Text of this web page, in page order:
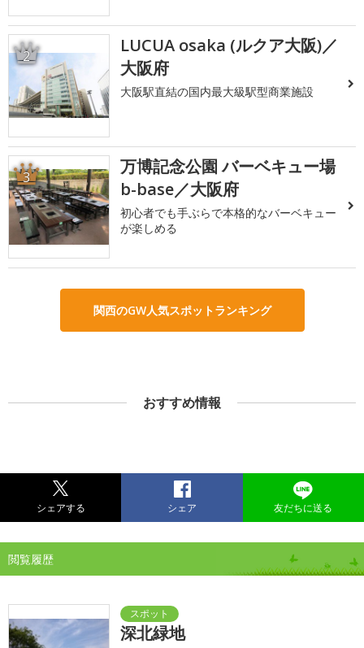
2
LUCUA osaka (ルクア大阪)／
大阪府
大阪駅直結の国内最大級駅型商業施設
3
万博記念公園 バーベキュー場
b-base／大阪府
初心者でも手ぶらで本格的なバーベキュー
が楽しめる
関西のGW人気スポットランキング
おすすめ情報
シェアする シェア 友だちに送る
閲覧履歴
深北緑地